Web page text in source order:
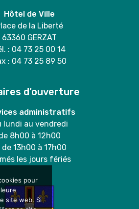
Hôtel de Ville
de la Liberté
63360 GERZAT
: 04 73 25 00 14
: 04 73 25 89 50
d’ouverture
administratifs
lundi au vendredi
8h00 à 12h00
13h00 à 17h00
les jours fériés
pour
site web. Si